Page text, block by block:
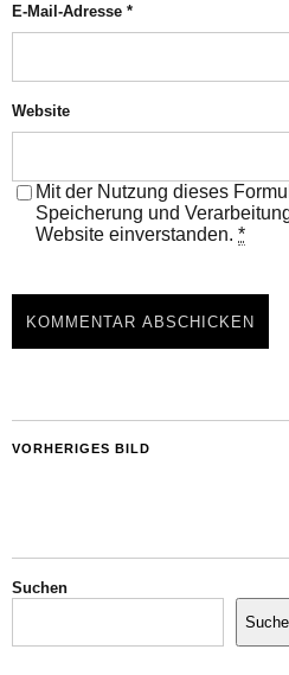
E-Mail-Adresse *
Website
Mit der Nutzung dieses
Speicherung und
Website einverstanden. *
VORHERIGES BILD
Suchen